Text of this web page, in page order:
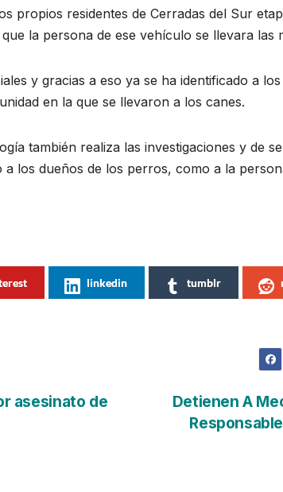
propios residentes de Cerradas del Sur
la persona de ese vehículo se llevara las
y gracias a eso ya se ha identificado a
en la que se llevaron a los canes.
también realiza las investigaciones y de
los dueños de los perros, como a la
linkedin tumblr
Detienen A
asesinato de